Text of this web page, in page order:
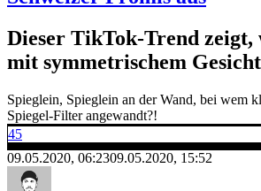
Dieser TikTok-Trend
mit symmetrischem Gesicht
Spieglein, Spieglein an der Wand, bei wem
Spiegel-Filter angewandt?!
45
09.05.2020, 06:2309.05.2020, 15:52